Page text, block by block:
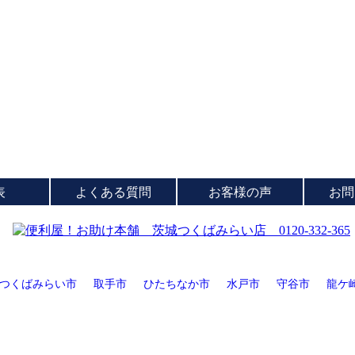
よくある質問 お客様の声 お
つくばみらい市 取手市 ひたちなか市 水戸市 守谷市 龍ケ